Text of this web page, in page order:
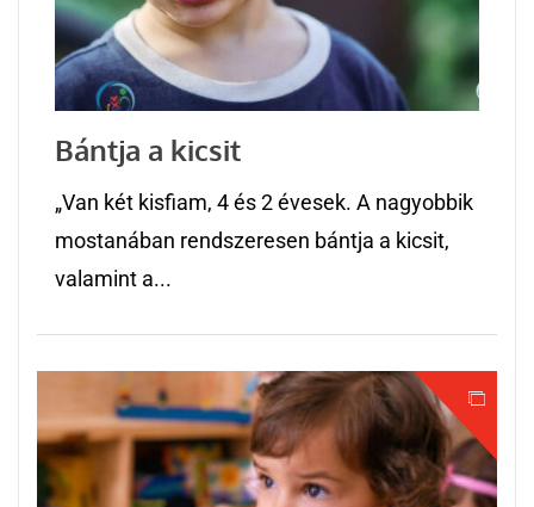
Bántja a kicsit
„Van két kisfiam, 4 és 2 évesek. A nagyobbik
mostanában rendszeresen bántja a kicsit,
valamint a...